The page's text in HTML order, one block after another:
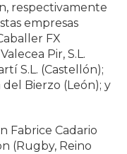
respectivamente
empresas
FX
Pir, S.L.
S.L. (Castellón);
Bierzo (León); y
Fabrice Cadario
(Rugby, Reino